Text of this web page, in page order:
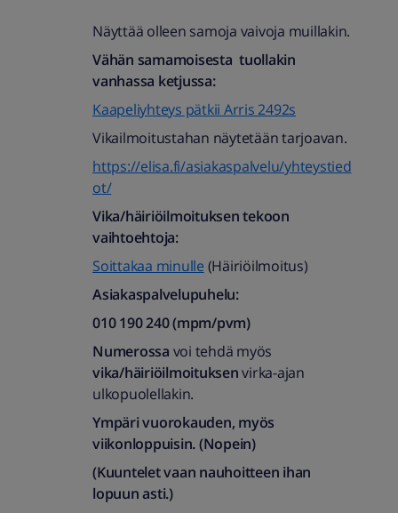
Näyttää olleen samoja vaivoja muillakin.
Vähän samamoisesta tuollakin
vanhassa ketjussa:
Kaapeliyhteys pätkii Arris 2492s
Vikailmoitustahan näytetään tarjoavan.
https://elisa.fi/asiakaspalvelu/yhteystied
ot/
Vika/häiriöilmoituksen tekoon
vaihtoehtoja:
Soittakaa minulle (Häiriöilmoitus)
Asiakaspalvelupuhelu:
010 190 240 (mpm/pvm)​
Numerossa voi tehdä myös
vika/häiriöilmoituksenvirka-ajan
ulkopuolellakin.
Ympäri vuorokauden, myös
viikonloppuisin. (Nopein)
(Kuuntelet vaan nauhoitteen ihan
lopuun asti.)